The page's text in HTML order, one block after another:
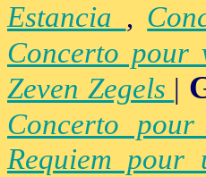
Estancia ,
Concerto pour
Zeven Zegels |
Concerto
Requiem pour